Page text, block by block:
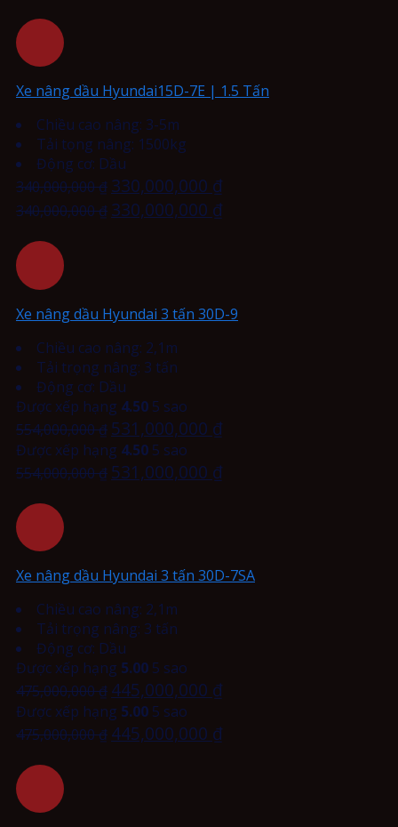
Xe nâng dầu Hyundai15D-7E | 1.5 Tấn
Chiều cao nâng: 3-5m
Tải tọng nâng: 1500kg
Động cơ: Dầu
340,000,000₫ 330,000,000 ₫
340,000,000₫ 330,000,000 ₫
Xe nâng dầu Hyundai 3 tấn 30D-9
Chiều cao nâng: 2,1m
Tải trọng nâng: 3 tấn
Động cơ: Dầu
Được xếp hạng 4.50 5 sao
554,000,000₫ 531,000,000 ₫
Được xếp hạng 4.50 5 sao
554,000,000₫ 531,000,000 ₫
Xe nâng dầu Hyundai 3 tấn 30D-7SA
Chiều cao nâng: 2,1m
Tải trọng nâng: 3 tấn
Động cơ: Dầu
Được xếp hạng 5.00 5 sao
475,000,000₫ 445,000,000 ₫
Được xếp hạng 5.00 5 sao
475,000,000₫ 445,000,000 ₫